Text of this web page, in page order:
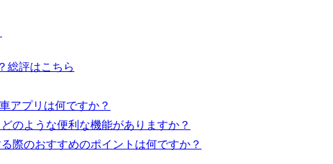
総評はこちら
アプリは何ですか？
のような便利な機能がありますか？
際のおすすめのポイントは何ですか？